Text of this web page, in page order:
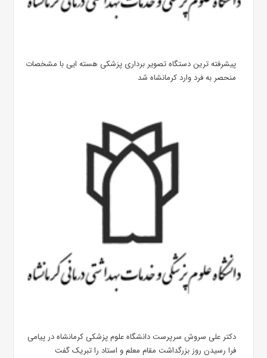
پیشرفته ترین دستگاه تصویر برداری پزشکی هسته ایی با مشخصات
منحصر به فرد وارد کرمانشاه شد
دکتر علی سروش سرپرست دانشگاه علوم پزشکی کرمانشاه در پیامی
فرا رسیدن روز بزرگداشت مقام معلم و استاد را تبریک گفت